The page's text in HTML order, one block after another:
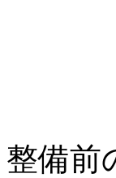
整備前